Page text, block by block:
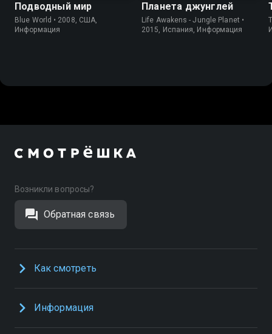
Подводный мир
Blue World • 2008, США,
Информация
Планета джунглей
Life Awakens - Jungle Planet •
2015, Испания, Информация
Возникли вопросы?
Обратная связь
Как смотреть
Информация